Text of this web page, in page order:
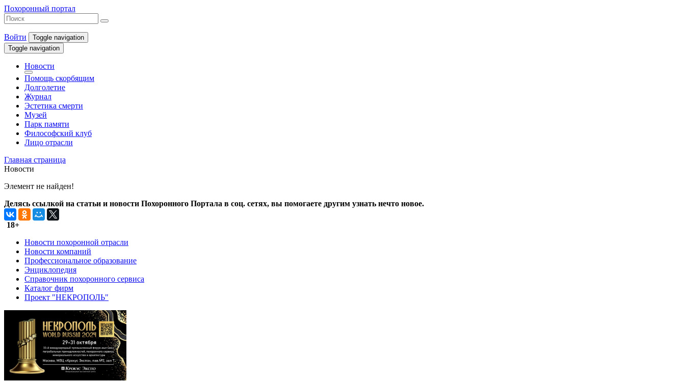
Похоронный портал
Войти
Toggle navigation
Toggle navigation
Новости
Помощь скорбящим
Долголетие
Журнал
Эстетика смерти
Музей
Парк памяти
Философский клуб
Лицо отрасли
Главная страница
Новости
Элемент не найден!
Делясь ссылкой на статьи и новости Похоронного Портала в соц. сетях, вы помогаете другим узнать нечто новое.
18+
Новости похоронной отрасли
Новости компаний
Профессиональное образование
Энциклопедия
Справочник похоронного сервиса
Каталог фирм
Проект "НЕКРОПОЛЬ"